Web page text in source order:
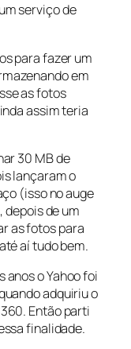
serviço de
para fazer um
em
as fotos
assim teria
30 MB de
lançaram o
(isso no auge
de um
as fotos para
aí tudo bem.
anos o Yahoo foi
adquiriu o
Então parti
finalidade.